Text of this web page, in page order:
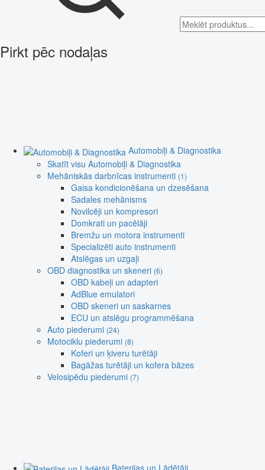
Pirkt pēc nodaļas
Automobiļi & Diagnostika
Skatīt visu Automobiļi & Diagnostika
Mehāniskās darbnīcas instrumenti (1)
Gaisa kondicionēšana un dzesēšana
Sadales mehānisms
Novilcēji un kompresori
Domkrati un pacēlāji
Bremžu un motora instrumenti
Specializēti auto instrumenti
Atslēgas un uzgaļi
OBD diagnostika un skeneri (6)
OBD kabeļi un adapteri
AdBlue emulatori
OBD skeneri un saskarnes
ECU un atslēgu programmēšana
Auto piederumi (24)
Motociklu piederumi (8)
Koferi un ķiveru turētāji
Bagāžas turētāji un kofera bāzes
Velosipēdu piederumi (7)
Baterijas un Lādētāji